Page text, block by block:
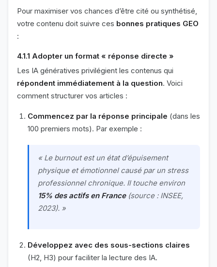
Pour maximiser vos chances d’être cité ou synthétisé,
votre contenu doit suivre ces bonnes pratiques GEO
:
4.1.1 Adopter un format « réponse directe »
Les IA génératives privilégient les contenus qui
répondent immédiatement à la question. Voici
comment structurer vos articles :
Commencez par la réponse principale (dans les
100 premiers mots). Par exemple :
« Le burnout est un état d’épuisement
physique et émotionnel causé par un stress
professionnel chronique. Il touche environ
15% des actifs en France(source : INSEE,
2023). »
Développez avec des sous-sections claires
(H2, H3) pour faciliter la lecture des IA.